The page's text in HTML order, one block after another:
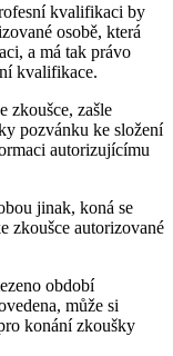
kvalifikaci by
osobě, která
a má tak právo
kvalifikace.
zkoušce, zašle
pozvánku ke složení
autorizujícímu
jinak, koná se
zkoušce autorizované
období
může si
konání zkoušky